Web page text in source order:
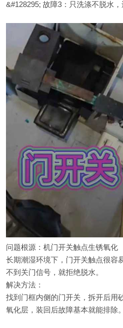
&#128295; 故障3：只洗涤不脱水
问题根源：机门开关触点生锈氧化
长期潮湿环境下，门开关触点很容
不到关门信号，就拒绝脱水。
解决方法：
找到门框内侧的门开关，拆开后用
氧化层，装回后故障基本就能排除。